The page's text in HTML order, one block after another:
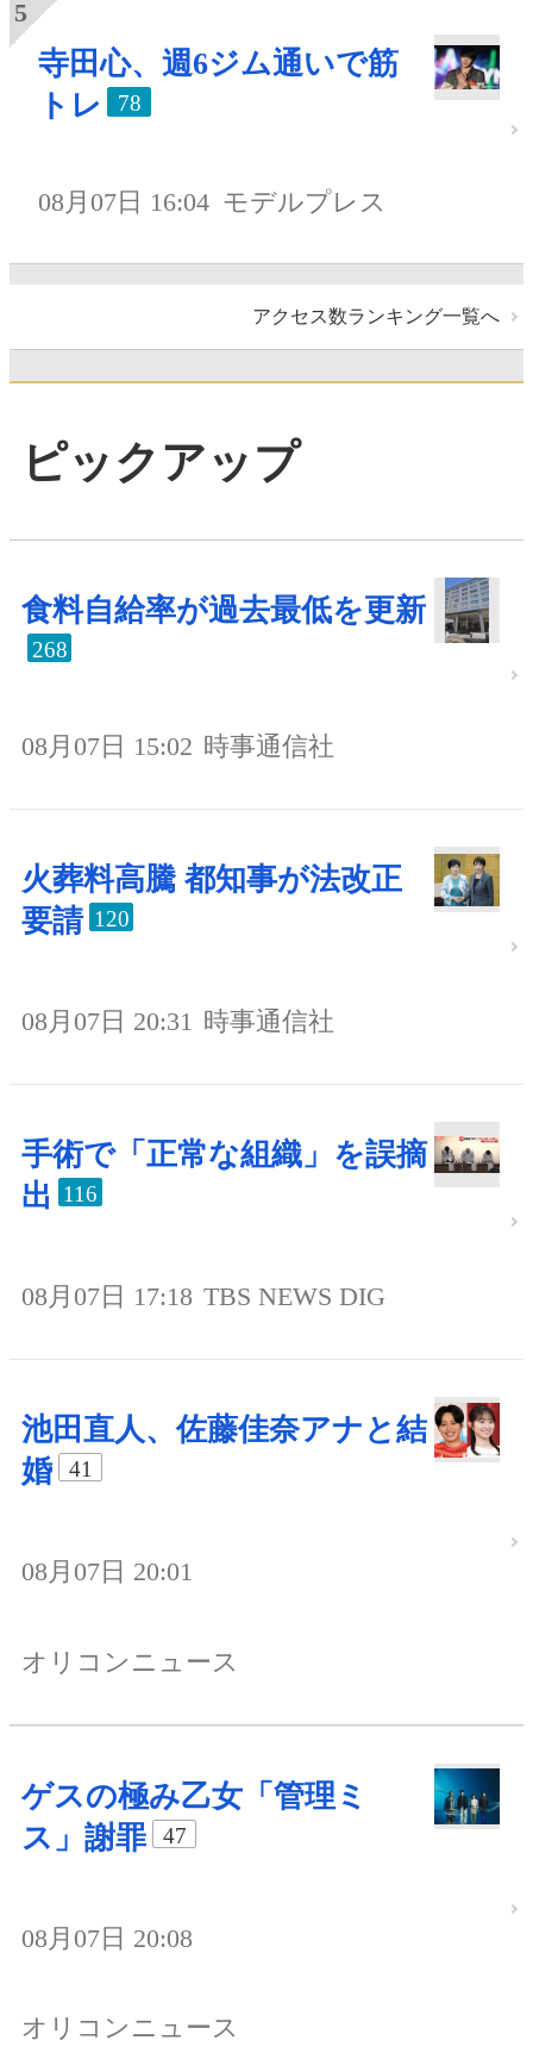
寺田心、週6ジム通いで筋
トレ
78
08月07日 16:04 モデルプレス
アクセス数ランキング一覧へ
ピックアップ
食料自給率が過去最低を更新
268
08月07日 15:02 時事通信社
火葬料高騰 都知事が法改正
要請 120
08月07日 20:31 時事通信社
手術で「正常な組織」を誤摘
出
116
08月07日 17:18 TBS NEWS DIG
池田直人、佐藤佳奈アナと結
婚
41
08月07日 20:01
オリコンニュース
ゲスの極み乙女「管理ミ
ス」謝罪
47
08月07日 20:08
オリコンニュース